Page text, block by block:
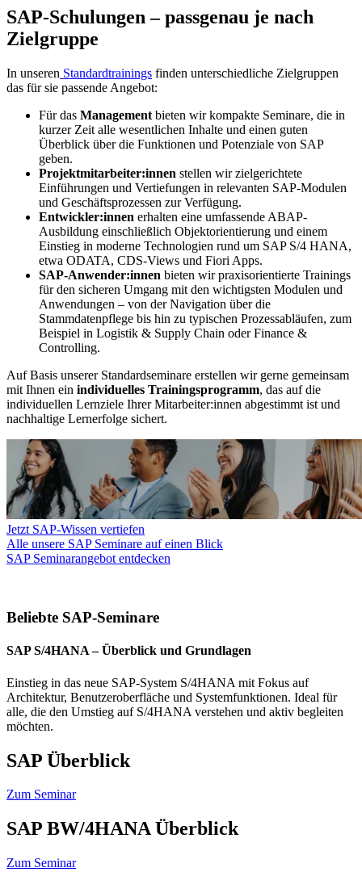
SAP-Schulungen – passgenau je nach
Zielgruppe
In unseren Standardtrainings finden unterschiedliche Zielgruppen
das für sie passende Angebot:
Für das Management bieten wir kompakte Seminare, die in
kurzer Zeit alle wesentlichen Inhalte und einen guten
Überblick über die Funktionen und Potenziale von SAP
geben.
Projektmitarbeiter:innen stellen wir zielgerichtete
Einführungen und Vertiefungen in relevanten SAP-Modulen
und Geschäftsprozessen zur Verfügung.
Entwickler:innen erhalten eine umfassende ABAP-
Ausbildung einschließlich Objektorientierung und einem
Einstieg in moderne Technologien rund um SAP S/4 HANA,
etwa ODATA, CDS-Views und Fiori Apps.
SAP-Anwender:innen bieten wir praxisorientierte Trainings
für den sicheren Umgang mit den wichtigsten Modulen und
Anwendungen – von der Navigation über die
Stammdatenpflege bis hin zu typischen Prozessabläufen, zum
Beispiel in Logistik & Supply Chain oder Finance &
Controlling.
Auf Basis unserer Standardseminare erstellen wir gerne gemeinsam
mit Ihnen ein individuelles Trainingsprogramm, das auf die
individuellen Lernziele Ihrer Mitarbeiter:innen abgestimmt ist und
nachhaltige Lernerfolge sichert.
Jetzt SAP-Wissen vertiefen
Alle unsere SAP Seminare auf einen Blick
SAP Seminarangebot entdecken
Beliebte SAP-Seminare
SAP S/4HANA – Überblick und Grundlagen
Einstieg in das neue SAP-System S/4HANA mit Fokus auf
Architektur, Benutzeroberfläche und Systemfunktionen. Ideal für
alle, die den Umstieg auf S/4HANA verstehen und aktiv begleiten
möchten.
SAP Überblick
Zum Seminar
SAP BW/4HANA Überblick
Zum Seminar